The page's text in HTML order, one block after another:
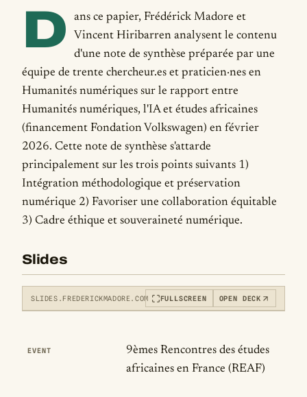
D
ans ce papier, Frédérick Madore et
Vincent Hiribarren analysent le contenu
d'une note de synthèse préparée par une
équipe de trente chercheur.es et praticien·nes en
Humanités numériques sur le rapport entre
Humanités numériques, l'IA et études africaines
(financement Fondation Volkswagen) en février
2026. Cette note de synthèse s'attarde
principalement sur les trois points suivants 1)
Intégration méthodologique et préservation
numérique 2) Favoriser une collaboration équitable
3) Cadre éthique et souveraineté numérique.
Slides
SLIDES.FREDERICKMADORE.COM FULLSCREEN OPEN DECK
View slides
Publication Details
EVENT
9èmes Rencontres des études
africaines en France (REAF)